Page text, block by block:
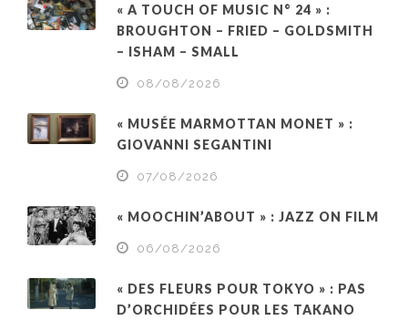
« A TOUCH OF MUSIC N° 24 » :
BROUGHTON – FRIED – GOLDSMITH
– ISHAM – SMALL
08/08/2026
« MUSÉE MARMOTTAN MONET » :
GIOVANNI SEGANTINI
07/08/2026
« MOOCHIN’ABOUT » : JAZZ ON FILM
06/08/2026
« DES FLEURS POUR TOKYO » : PAS
D’ORCHIDÉES POUR LES TAKANO